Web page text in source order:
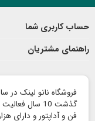
حساب کاربری شما
راهنمای مشتریان
گذشت 10 سال